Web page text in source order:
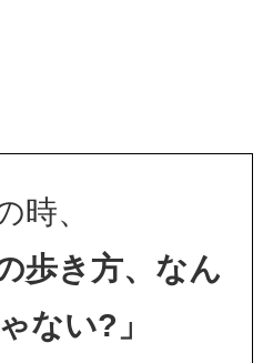
時、
歩き方、なん
ない?」